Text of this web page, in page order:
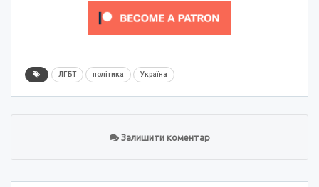
ЛГБТ політика Україна
Залишити коментар